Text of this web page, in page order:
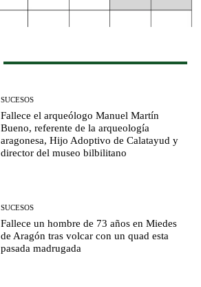
SUCESOS
Fallece el arqueólogo Manuel Martín
Bueno, referente de la arqueología
aragonesa, Hijo Adoptivo de Calatayud y
director del museo bilbilitano
SUCESOS
Fallece un hombre de 73 años en Miedes
de Aragón tras volcar con un quad esta
pasada madrugada